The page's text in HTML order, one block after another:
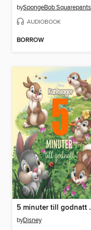
bySpongeBob Squarepants
AUDIOBOOK
BORROW
5
byDisney